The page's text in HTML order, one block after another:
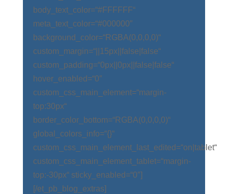
body_text_color=“#FFFFFF“
meta_text_color=“#000000″
background_color=“RGBA(0,0,0,0)“
custom_margin=“||15px||false|false“
custom_padding=“0px||0px||false|false“
hover_enabled=“0″
custom_css_main_element=“margin-
top:30px“
border_color_bottom=“RGBA(0,0,0,0)“
global_colors_info=“{}“
custom_css_main_element_last_edited=“on|tablet“
custom_css_main_element_tablet=“margin-
top:-30px“ sticky_enabled=“0″]
[/et_pb_blog_extras]